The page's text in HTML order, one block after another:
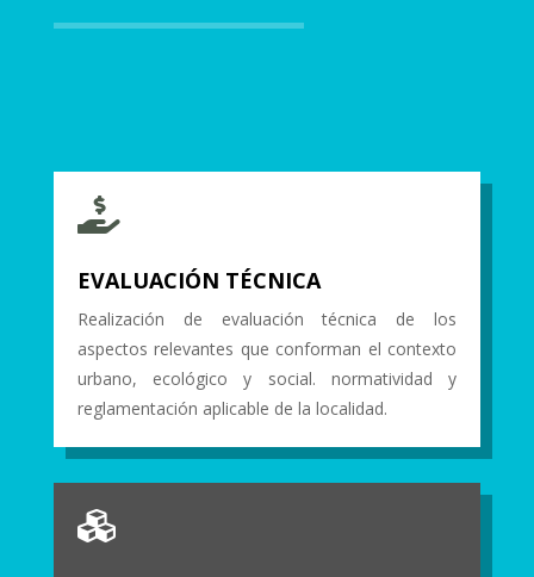

EVALUACIÓN TÉCNICA
Realización de evaluación técnica de los
aspectos relevantes que conforman el contexto
urbano, ecológico y social. normatividad y
reglamentación aplicable de la localidad.
